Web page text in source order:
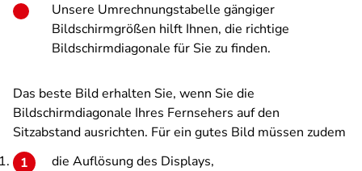
Unsere Umrechnungstabelle gängiger
Bildschirmgrößen hilft Ihnen, die richtige
Bildschirmdiagonale für Sie zu finden.
Das beste Bild erhalten Sie, wenn Sie die
Bildschirmdiagonale Ihres Fernsehers auf den
Sitzabstand ausrichten. Für ein gutes Bild müssen zudem
die Auflösung des Displays,